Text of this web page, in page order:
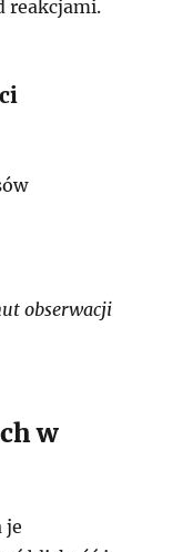
reakcjami.
obserwacji
w
je